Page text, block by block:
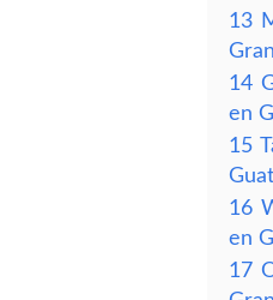
13
14
en
15
16
en
17